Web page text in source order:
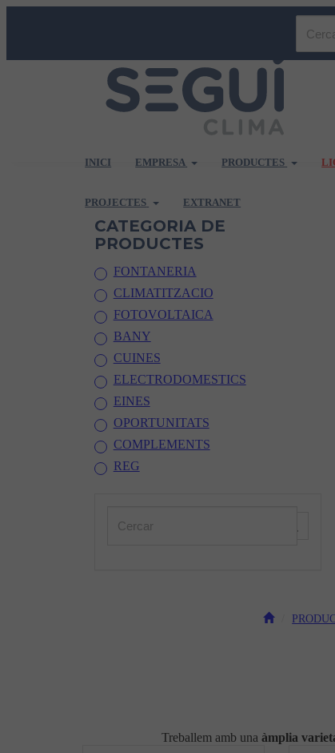
INICI EMPRESA PRODUCTES
PROJECTES EXTRANET
CATEGORIA DE
PRODUCTES
FONTANERIA
CLIMATITZACIO
FOTOVOLTAICA
BANY
CUINES
ELECTRODOMESTICS
EINES
OPORTUNITATS
COMPLEMENTS
REG
Treballem amb unaàmplia